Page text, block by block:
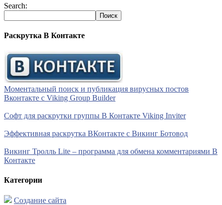
Search:
Раскрутка В Контакте
Моментальный поиск и публикация вирусных постов
Вконтакте с Viking Group Builder
Софт для раскрутки группы В Контакте Viking Inviter
Эффективная раскрутка ВКонтакте с Викинг Ботовод
Викинг Тролль Lite – программа для обмена комментариями В
Контакте
Категории
Создание сайта